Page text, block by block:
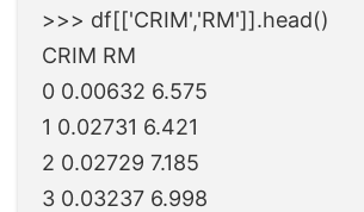
>>> df[['CRIM','RM']].head()
CRIM RM
0 0.00632 6.575
1 0.02731 6.421
2 0.02729 7.185
3 0.03237 6.998